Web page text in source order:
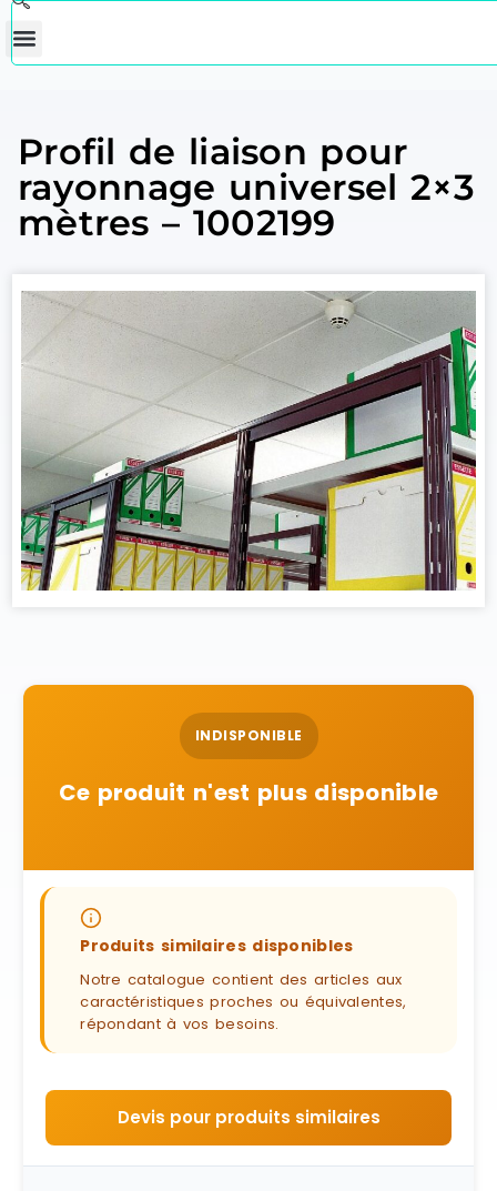
Profil de liaison pour
rayonnage universel 2×3
mètres – 1002199
INDISPONIBLE
Ce produit n'est plus disponible
Produits similaires disponibles
Notre catalogue contient des articles aux
caractéristiques proches ou équivalentes,
répondant à vos besoins.
Devis pour produits similaires